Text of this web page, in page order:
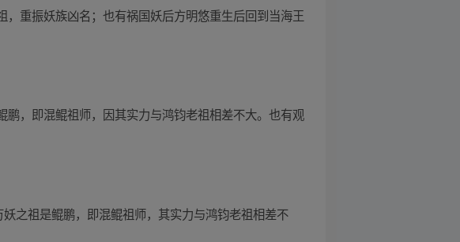
重振妖族凶名；也有祸国妖后方明悠重生后回到当海王
，即混鲲祖师，因其实力与鸿钧老祖相差不大。也有观
之祖是鲲鹏，即混鲲祖师，其实力与鸿钧老祖相差不